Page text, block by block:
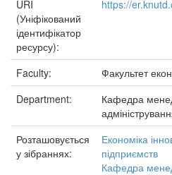
URI
(Уніфікований
ідентифікатор
ресурсу):
https://
Faculty:
Факультет
Department:
Кафедра
Розташовується
у зібраннях:
Економіка
підприємств
Кафедра